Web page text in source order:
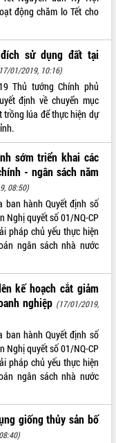
động chăm lo Tết cho
sử dụng đất tại
01/2019, 10:16)
Thủ tướng Chính phủ
định về chuyển mục
trồng lúa để thực hiện dự
sớm triển khai các
- ngân sách năm
08:50)
ban hành Quyết định số
Nghị quyết số 01/NQ-CP
pháp chủ yếu thực hiện
ngân sách nhà nước
kế hoạch cắt giảm
nghiệp (17/01/2019,
ban hành Quyết định số
Nghị quyết số 01/NQ-CP
pháp chủ yếu thực hiện
ngân sách nhà nước
giống thủy sản bố